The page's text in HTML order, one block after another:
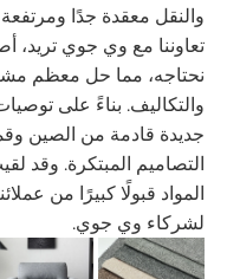
تعاوننا مع وي جوي تريد،
نحتاجه، مما حل معظم
والتكاليف. بناءً على
جديدة قادمة من الصين
التصاميم المبتكرة. وقد
المواد قبولًا كبيرًا من
لشركاء وي جوي.